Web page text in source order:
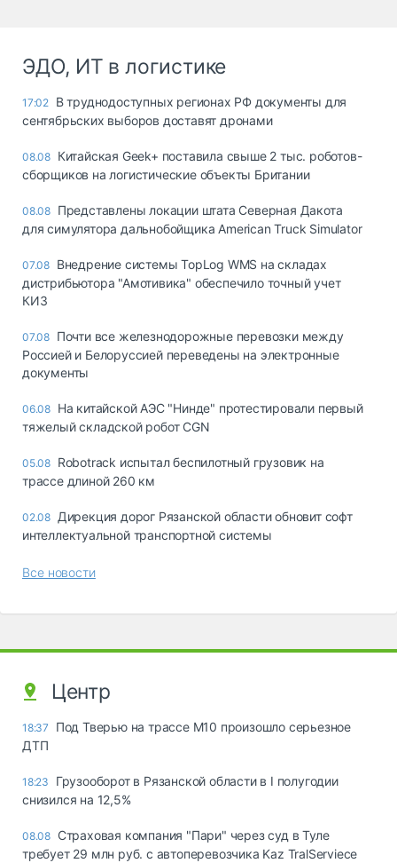
ЭДО, ИТ в логистике
17:02 В труднодоступных регионах РФ документы для
сентябрьских выборов доставят дронами
08.08 Китайская Geek+ поставила свыше 2 тыс. роботов-
сборщиков на логистические объекты Британии
08.08 Представлены локации штата Северная Дакота
для симулятора дальнобойщика American Truck Simulator
07.08 Внедрение системы TopLog WMS на складах
дистрибьютора "Амотивика" обеспечило точный учет
КИЗ
07.08 Почти все железнодорожные перевозки между
Россией и Белоруссией переведены на электронные
документы
06.08 На китайской АЭС "Нинде" протестировали первый
тяжелый складской робот CGN
05.08 Robotrack испытал беспилотный грузовик на
трассе длиной 260 км
02.08 Дирекция дорог Рязанской области обновит софт
интеллектуальной транспортной системы
Все новости
Центр
18:37
Под Тверью на трассе М10 произошло серьезное
ДТП
18:23
Грузооборот в Рязанской области в I полугодии
снизился на 12,5%
08.08 Страховая компания "Пари" через суд в Туле
требует 29 млн руб. с автоперевозчика Kaz TralServiece